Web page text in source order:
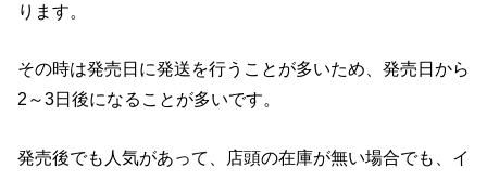
ります。
その時は発売日に発送を行うことが多いため、発売日から
2～3日後になることが多いです。
発売後でも人気があって、店頭の在庫が無い場合でも、イ